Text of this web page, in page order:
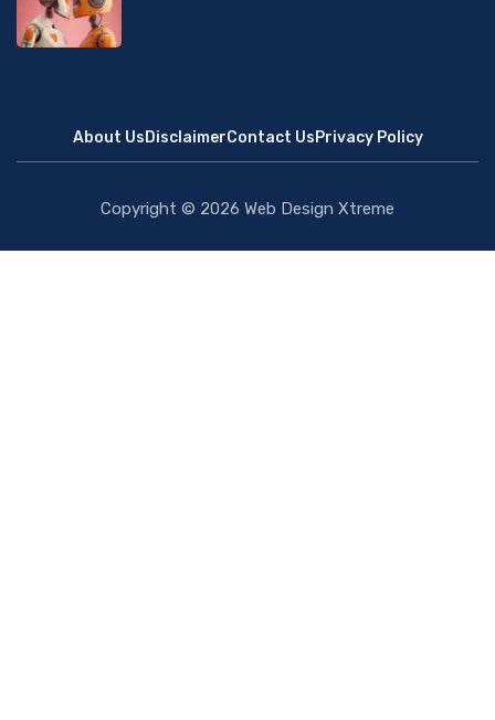
About UsDisclaimerContact UsPrivacy Policy
Copyright © 2026 Web Design Xtreme